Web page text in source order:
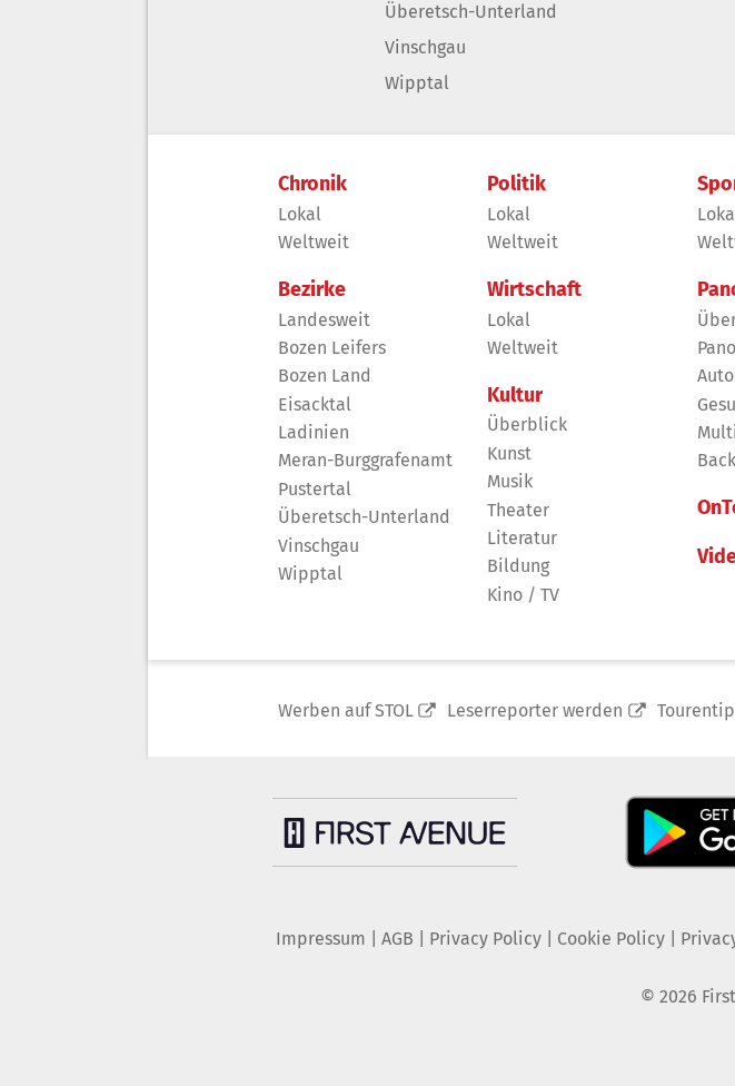
Überetsch-Unterland
Vinschgau
Wipptal
Chronik
Lokal
Weltweit
Bezirke
Landesweit
Bozen Leifers
Bozen Land
Eisacktal
Ladinien
Meran-Burggrafenamt
Pustertal
Überetsch-Unterland
Vinschgau
Wipptal
Politik
Lokal
Weltweit
Wirtschaft
Lokal
Weltweit
Kultur
Überblick
Kunst
Musik
Theater
Literatur
Bildung
Kino / TV
Werben auf STOL Leserreporter werden
Impressum AGB Privacy Policy| Cookie Policy|
© 2026